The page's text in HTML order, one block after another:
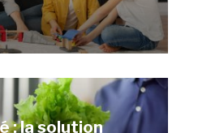
: la solution